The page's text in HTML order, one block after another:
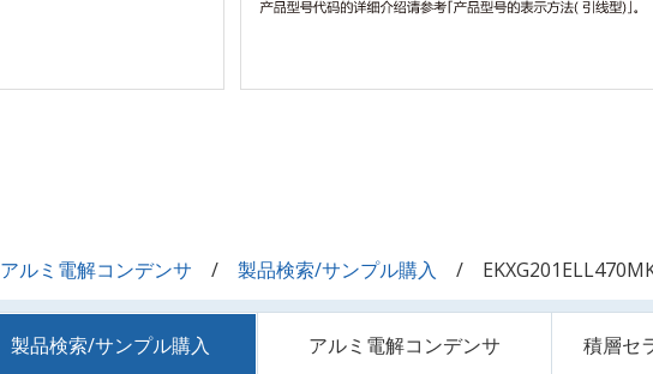
アルミ電解コンデンサ 製品検索/サンプル購入
製品検索/サンプル購入 アルミ電解コンデンサ 積層セ